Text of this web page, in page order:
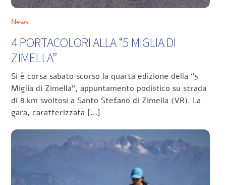
News
4 PORTACOLORI ALLA “5 MIGLIA DI
ZIMELLA”
Si è corsa sabato scorso la quarta edizione della “5
Miglia di Zimella”, appuntamento podistico su strada
di 8 km svoltosi a Santo Stefano di Zimella (VR). La
gara, caratterizzata […]